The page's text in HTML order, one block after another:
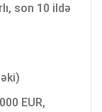
son 10 ildə
EUR,